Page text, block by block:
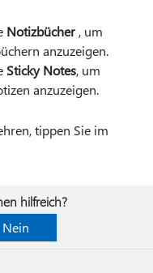
Notizbücher, um
anzuzeigen.
Sticky Notes, um
anzuzeigen.
tippen Sie im
hilfreich?
Nein